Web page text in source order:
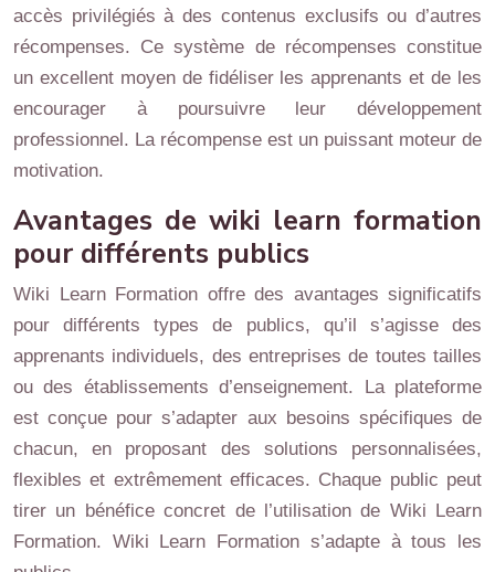
accès privilégiés à des contenus exclusifs ou d’autres
récompenses. Ce système de récompenses constitue
un excellent moyen de fidéliser les apprenants et de les
encourager à poursuivre leur développement
professionnel. La récompense est un puissant moteur de
motivation.
Avantages de wiki learn formation
pour différents publics
Wiki Learn Formation offre des avantages significatifs
pour différents types de publics, qu’il s’agisse des
apprenants individuels, des entreprises de toutes tailles
ou des établissements d’enseignement. La plateforme
est conçue pour s’adapter aux besoins spécifiques de
chacun, en proposant des solutions personnalisées,
flexibles et extrêmement efficaces. Chaque public peut
tirer un bénéfice concret de l’utilisation de Wiki Learn
Formation. Wiki Learn Formation s’adapte à tous les